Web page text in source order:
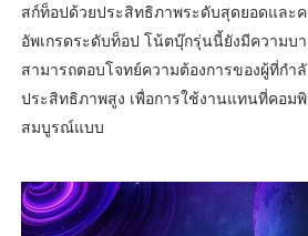
สก์ท็อปด้วยประสิทธิภาพระดับสุดยอดและ
อัพเกรดระดับท็อป โน้ตบุ๊กรุ่นนี้ยังมีความบา
สามารถตอบโจทย์ความต้องการของผู้ที่กำ
ประสิทธิภาพสูง เพื่อการใช้งานแทนที่คอมพิ
สมบูรณ์แบบ